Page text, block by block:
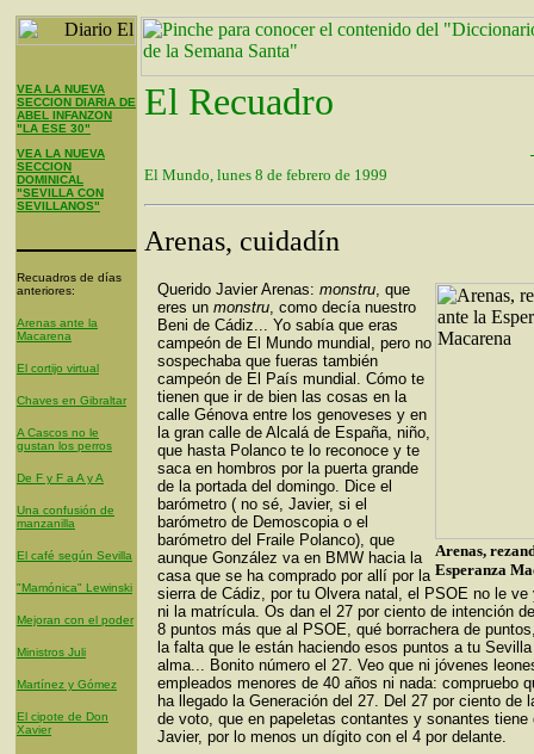
VEA LA NUEVA
SECCION DIARIA DE
ABEL INFANZON
"LA ESE 30"
VEA LA NUEVA
SECCION
DOMINICAL
"SEVILLA CON
SEVILLANOS"
Recuadros de días
anteriores:
Arenas ante la
Macarena
El cortijo virtual
Chaves en Gibraltar
A Cascos no le
gustan los perros
De F y F a A y A
Una confusión de
manzanilla
El café según Sevilla
"Mamónica" Lewinski
Mejoran con el poder
Ministros Juli
Martínez y Gómez
El cipote de Don
Xavier
El Recuadro
El Mundo, lunes 8 de febrero de 1999
Arenas, cuidadín
Arenas,
Esperanza
Querido Javier Arenas: monstru, que
eres un monstru, como decía nuestro
Beni de Cádiz... Yo sabía que eras
campeón de El Mundo mundial, pero no
sospechaba que fueras también
campeón de El País mundial. Cómo te
tienen que ir de bien las cosas en la
calle Génova entre los genoveses y en
la gran calle de Alcalá de España, niño,
que hasta Polanco te lo reconoce y te
saca en hombros por la puerta grande
de la portada del domingo. Dice el
barómetro ( no sé, Javier, si el
barómetro de Demoscopia o el
barómetro del Fraile Polanco), que
aunque González va en BMW hacia la
casa que se ha comprado por allí por la
sierra de Cádiz, por tu Olvera natal, el PSOE no le ve
ni la matrícula. Os dan el 27 por ciento de intención
8 puntos más que al PSOE, qué borrachera de
la falta que le están haciendo esos puntos a tu
alma... Bonito número el 27. Veo que ni jóvenes
empleados menores de 40 años ni nada: compruebo
ha llegado la Generación del 27. Del 27 por ciento de
de voto, que en papeletas contantes y sonantes tiene
Javier, por lo menos un dígito con el 4 por delante.